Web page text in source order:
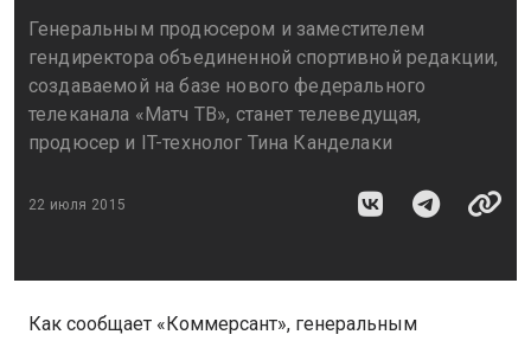
Генеральным продюсером и заместителем
гендиректора объединенной спортивной редакции,
создаваемой на базе нового федерального
телеканала «Матч ТВ», станет телеведущая,
продюсер и IT-технолог Тина Канделаки
22 июля 2015
Как сообщает «Коммерсант», генеральным